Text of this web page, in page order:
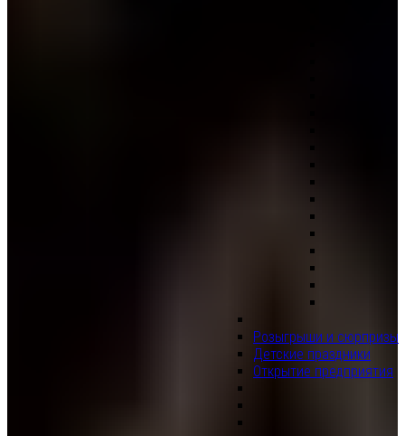
Розыгрыши и сюрпризы
Детские праздники
Открытие предприятия